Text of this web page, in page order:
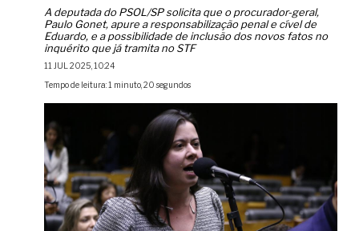
A deputada do PSOL/SP solicita que o procurador-geral,
Paulo Gonet, apure a responsabilização penal e cível de
Eduardo, e a possibilidade de inclusão dos novos fatos no
inquérito que já tramita no STF
11 JUL 2025, 10:24
Tempo de leitura: 1 minuto, 20 segundos